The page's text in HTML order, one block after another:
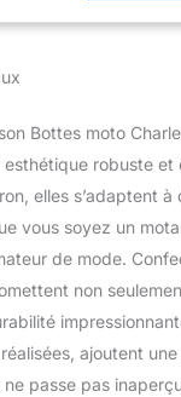
Bottes moto
esthétique robuste
elles s’adaptent
vous soyez un
de mode.
non
ajoutent
passe pas